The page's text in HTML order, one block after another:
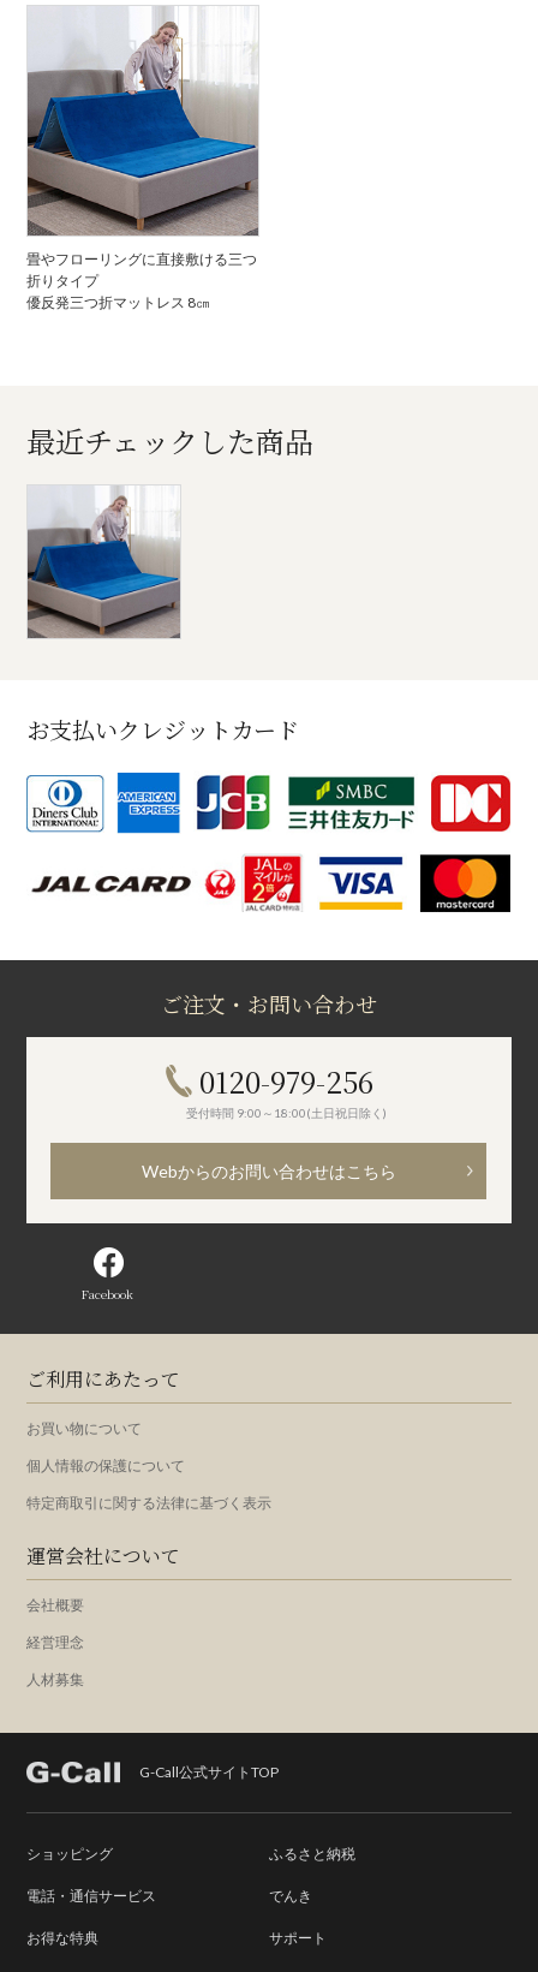
畳やフローリングに直接敷ける三つ
折りタイプ
優反発三つ折マットレス 8㎝
最近チェックした商品
お支払いクレジットカード
ご注文・お問い合わせ
0120-979-256
受付時間 9:00～18:00(土日祝日除く)
Webからのお問い合わせはこちら
Facebook
ご利用にあたって
お買い物について
個人情報の保護について
特定商取引に関する法律に基づく表示
運営会社について
会社概要
経営理念
人材募集
G-Call公式サイトTOP
ショッピング ふるさと納税
電話・通信サービス でんき
お得な特典 サポート